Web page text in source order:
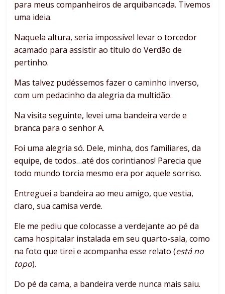
para meus companheiros de arquibancada. Tivemos
uma ideia.
Naquela altura, seria impossível levar o torcedor
acamado para assistir ao título do Verdão de
pertinho.
Mas talvez pudéssemos fazer o caminho inverso,
com um pedacinho da alegria da multidão.
Na visita seguinte, levei uma bandeira verde e
branca para o senhor A.
Foi uma alegria só. Dele, minha, dos familiares, da
equipe, de todos…até dos corintianos! Parecia que
todo mundo torcia mesmo era por aquele sorriso.
Entreguei a bandeira ao meu amigo, que vestia,
claro, sua camisa verde.
Ele me pediu que colocasse a verdejante ao pé da
cama hospitalar instalada em seu quarto-sala, como
na foto que tirei e acompanha esse relato (está no
topo).
Do pé da cama, a bandeira verde nunca mais saiu.